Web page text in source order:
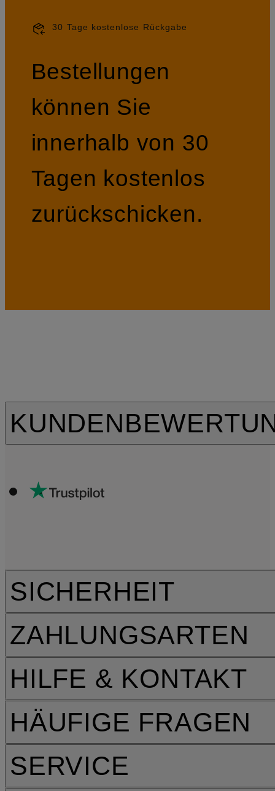
30 Tage kostenlose Rückgabe
Bestellungen
können Sie
innerhalb von 30
Tagen kostenlos
zurückschicken.
HILFE & KONTAKT
HÄUFIGE FRAGEN
SERVICE
SICHERHEIT
ZAHLUNGSARTEN